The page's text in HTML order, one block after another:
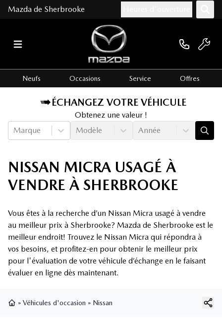
Mazda de Sherbrooke
Neufs Occasions Service Offres
ÉCHANGEZ VOTRE VÉHICULE
Obtenez une valeur !
Marque
Modèle Année
NISSAN MICRA USAGÉ À
VENDRE À SHERBROOKE
Vous êtes à la recherche d’un Nissan Micra usagé à vendre
au meilleur prix à Sherbrooke? Mazda de Sherbrooke est le
meilleur endroit! Trouvez le Nissan Micra qui répondra à
vos besoins, et profitez-en pour obtenir le meilleur prix
pour l'évaluation de votre véhicule d’échange en le faisant
évaluer en ligne dès maintenant.
» Véhicules d'occasion » Nissan